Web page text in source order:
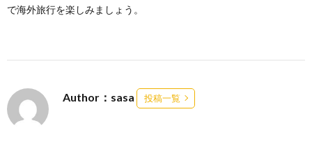
で海外旅行を楽しみましょう。
Author：sasa 投稿一覧